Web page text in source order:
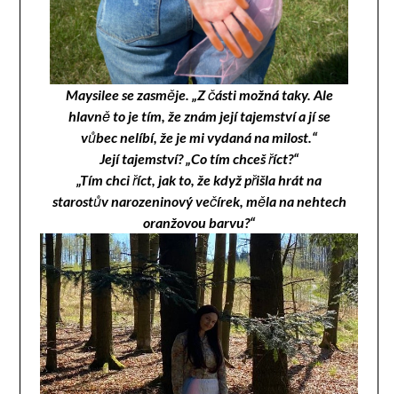
Maysilee se zasměje. „Z části možná taky. Ale
hlavně to je tím, že znám její tajemství a jí se
vůbec nelíbí, že je mi vydaná na milost.“
Její tajemství? „Co tím chceš říct?“
„Tím chci říct, jak to, že když přišla hrát na
starostův narozeninový večírek, měla na nehtech
oranžovou barvu?“